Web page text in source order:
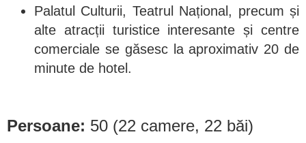
Palatul Culturii, Teatrul Național, precum și
alte atracții turistice interesante și centre
comerciale se găsesc la aproximativ 20 de
minute de hotel.
Persoane: 50 (22 camere, 22 băi)